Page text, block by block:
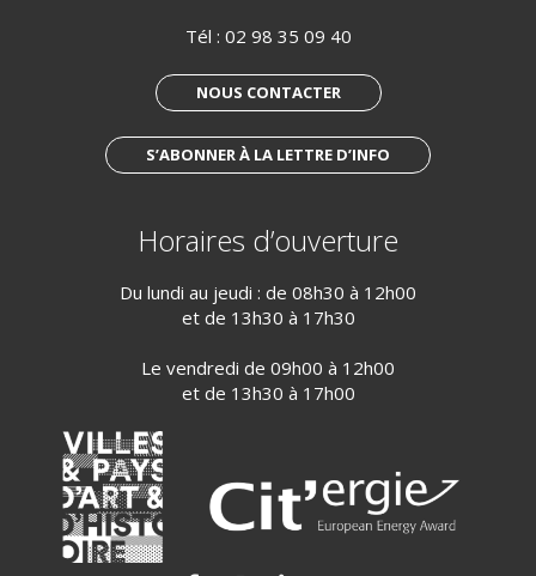
Tél : 02 98 35 09 40
NOUS CONTACTER
S’ABONNER À LA LETTRE D’INFO
Horaires d’ouverture
Du lundi au jeudi : de 08h30 à 12h00
et de 13h30 à 17h30
Le vendredi de 09h00 à 12h00
et de 13h30 à 17h00